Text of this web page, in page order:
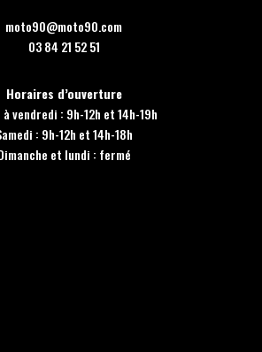
moto90@moto90.com
03 84 21 52 51
Horaires d’ouverture
vendredi : 9h-12h et 14h-19h
: 9h-12h et 14h-18h
et lundi : fermé